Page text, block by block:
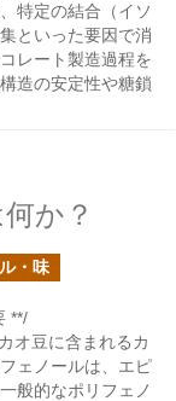
特定の結合（イソ
といった要因で消
レート製造過程を
造の安定性や糖鎖
か？
・味
**/
オ豆に含まれるカ
ェノールは、エピ
般的なポリフェノ